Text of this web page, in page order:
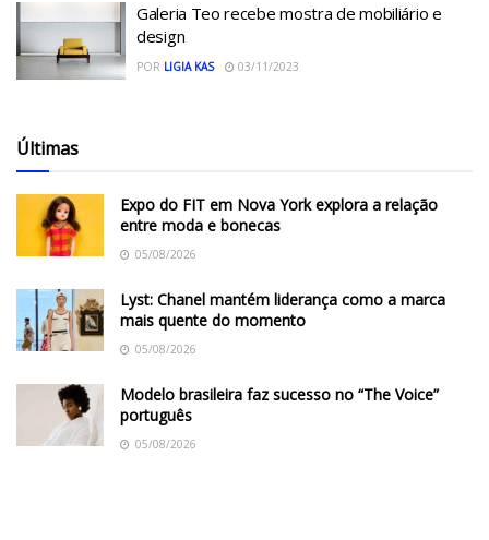
Galeria Teo recebe mostra de mobiliário e
design
POR LIGIA KAS 03/11/2023
Últimas
Expo do FIT em Nova York explora a relação
entre moda e bonecas
05/08/2026
Lyst: Chanel mantém liderança como a marca
mais quente do momento
05/08/2026
Modelo brasileira faz sucesso no “The Voice”
português
05/08/2026